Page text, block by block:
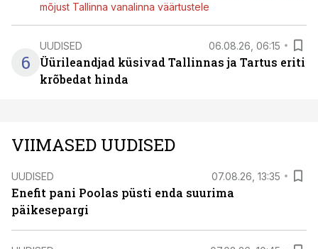
mõjust Tallinna vanalinna väärtustele
6
UUDISED 06.08.26, 06:15
Üürileandjad küsivad Tallinnas ja Tartus eriti
krõbedat hinda
VIIMASED UUDISED
UUDISED 07.08.26, 13:35
Enefit pani Poolas püsti enda suurima
päikesepargi